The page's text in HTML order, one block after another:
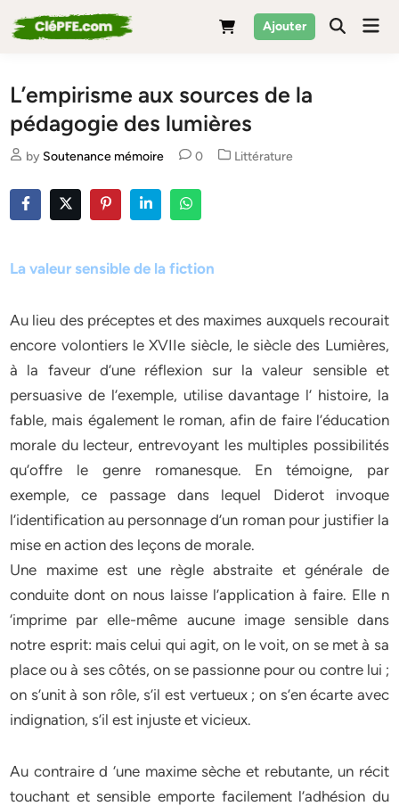
to
Ajouter
L’empirisme aux sources de la
pédagogie des lumières
by Soutenance mémoire 0
Posted
Littérature
La valeur sensible de la fiction
Au lieu des préceptes et des maximes auxquels recourait
encore volontiers le XVIIe siècle, le siècle des Lumières,
à la faveur d’une réflexion sur la valeur sensible et
persuasive de l’exemple, utilise davantage l’ histoire, la
fable, mais également le roman, afin de faire l’éducation
morale du lecteur, entrevoyant les multiples possibilités
qu’offre le genre romanesque. En témoigne, par
exemple, ce passage dans lequel Diderot invoque
l’identification au personnage d’un roman pour justifier la
mise en action des leçons de morale.
Une maxime est une règle abstraite et générale de
conduite dont on nous laisse l’application à faire. Elle n
‘imprime par elle-même aucune image sensible dans
notre esprit: mais celui qui agit, on le voit, on se met à sa
place ou à ses côtés, on se passionne pour ou contre lui ;
on s’unit à son rôle, s’il est vertueux ; on s’en écarte avec
indignation, s’il est injuste et vicieux.
Au contraire d ‘une maxime sèche et rebutante, un récit
touchant et sensible emporte facilement l’adhésion du